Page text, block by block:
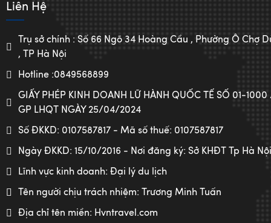
Liên Hệ
Trụ sở chính : Số 66 Ngõ 34 Hoàng Cầu , Phường Ô Chợ
, TP Hà Nội
Hotline :0849568899
GIẤY PHÉP KINH DOANH LỮ HÀNH QUỐC TẾ SỐ 01-
GP LHQT NGÀY 25/04/2024
Số ĐKKD: 0107587817 - Mã số thuế: 0107587817
Ngày ĐKKD: 15/10/2016 - Nơi đăng ký: Sở KHĐT Tp Hà Nội
Lĩnh vực kinh doanh: Đại lý du lịch
Tên người chịu trách nhiệm: Trương Minh Tuấn
Địa chỉ tên miền: Hvntravel.com